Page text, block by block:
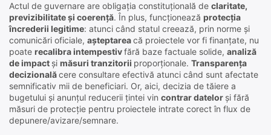
Actul de guvernare are obligația constituțională de claritate,
previzibilitate și coerență. În plus, funcționează protecția
încrederii legitime: atunci când statul creează, prin norme și
comunicări oficiale, așteptareacă proiectele vor fi finanțate, nu
poate recalibra intempestivfără baze factuale solide, analiză
de impact și măsuri tranzitorii proporționale. Transparența
decizionalăcere consultare efectivă atunci când sunt afectate
semnificativ mii de beneficiari. Or, aici, decizia de tăiere a
bugetului și anunțul reducerii țintei vin contrar datelor și fără
măsuri de protecție pentru proiectele intrate corect în flux de
depunere/avizare/semnare.